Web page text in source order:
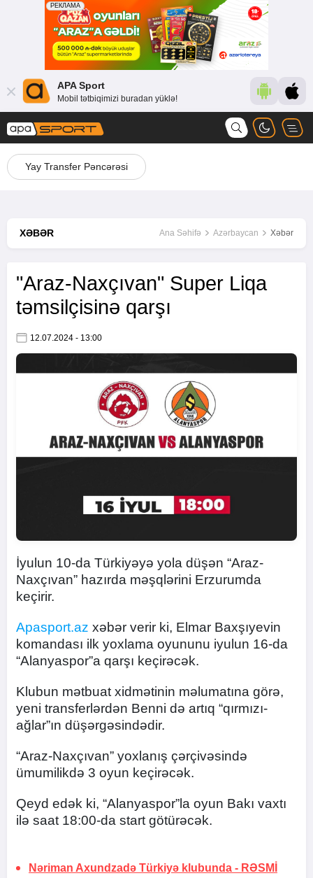
APA Sport
Mobil tətbiqimizi buradan yüklə!
Yay Transfer Pəncərəsi
XƏBƏR Ana Səhifə Azərbaycan Xəbər
"Araz-Naxçıvan" Super Liqa
təmsilçisinə qarşı
12.07.2024 - 13:00
İyulun 10-da Türkiyəyə yola düşən “Araz-
Naxçıvan” hazırda məşqlərini Erzurumda
keçirir.
Apasport.az xəbər verir ki, Elmar Baxşıyevin
komandası ilk yoxlama oyununu iyulun 16-da
“Alanyaspor”a qarşı keçirəcək.
Klubun mətbuat xidmətinin məlumatına görə,
yeni transferlərdən Benni də artıq “qırmızı-
ağlar”ın düşərgəsindədir.
“Araz-Naxçıvan” yoxlanış çərçivəsində
ümumilikdə 3 oyun keçirəcək.
Qeyd edək ki, “Alanyaspor”la oyun Bakı vaxtı
ilə saat 18:00-da start götürəcək.
Nəriman Axundzadə Türkiyə klubunda - RƏSMİ